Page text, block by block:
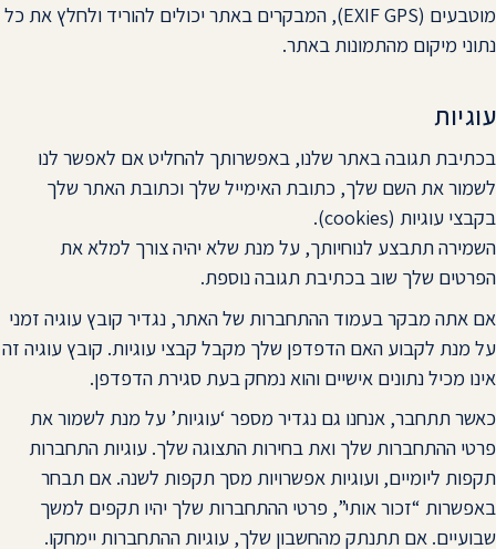
מוטבעים (EXIF GPS), המבקרים באתר יכולים להוריד ולחלץ את כל
נתוני מיקום מהתמונות באתר.
עוגיות
בכתיבת תגובה באתר שלנו, באפשרותך להחליט אם לאפשר לנו
לשמור את השם שלך, כתובת האימייל שלך וכתובת האתר שלך
בקבצי עוגיות (cookies).
השמירה תתבצע לנוחיותך, על מנת שלא יהיה צורך למלא את
הפרטים שלך שוב בכתיבת תגובה נוספת.
אם אתה מבקר בעמוד ההתחברות של האתר, נגדיר קובץ עוגיה זמני
על מנת לקבוע האם הדפדפן שלך מקבל קבצי עוגיות. קובץ עוגיה זה
אינו מכיל נתונים אישיים והוא נמחק בעת סגירת הדפדפן.
כאשר תתחבר, אנחנו גם נגדיר מספר ‘עוגיות’ על מנת לשמור את
פרטי ההתחברות שלך ואת בחירות התצוגה שלך. עוגיות התחברות
תקפות ליומיים, ועוגיות אפשרויות מסך תקפות לשנה. אם תבחר
באפשרות “זכור אותי”, פרטי ההתחברות שלך יהיו תקפים למשך
שבועיים. אם תתנתק מהחשבון שלך, עוגיות ההתחברות יימחקו.